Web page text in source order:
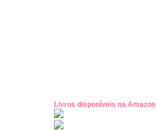
Livros disponíveis na Amazon